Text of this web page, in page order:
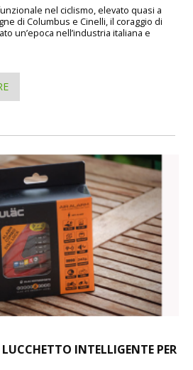
nel ciclismo, elevato quasi a
di Columbus e Cinelli, il coraggio di
un’epoca nell’industria italiana e
INTELLIGENTE PER